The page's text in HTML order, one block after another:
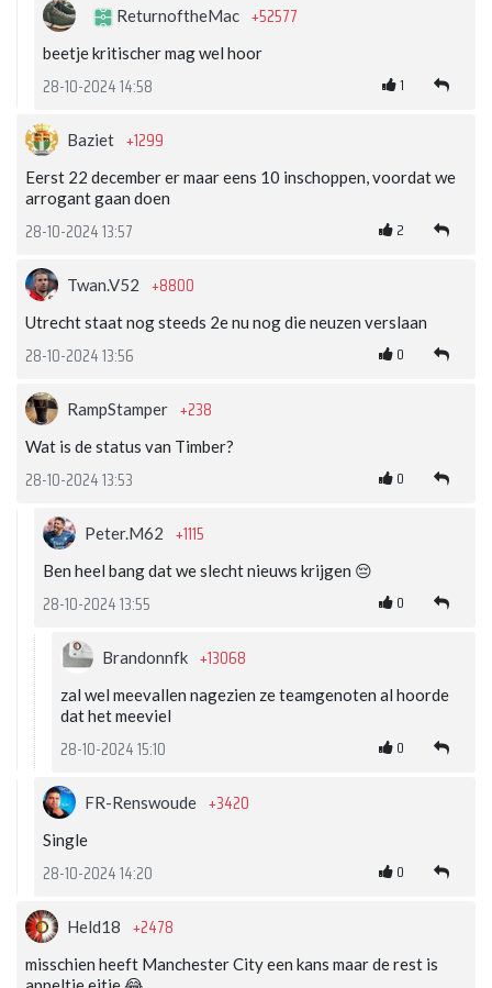
ReturnoftheMac +52577
beetje kritischer mag wel hoor
28-10-2024 14:58 1
Baziet +1299
Eerst 22 december er maar eens 10 inschoppen, voordat we
arrogant gaan doen
28-10-2024 13:57 2
Twan.V52 +8800
Utrecht staat nog steeds 2e nu nog die neuzen verslaan
28-10-2024 13:56 0
RampStamper +238
Wat is de status van Timber?
28-10-2024 13:53 0
Peter.M62 +1115
Ben heel bang dat we slecht nieuws krijgen 😔
28-10-2024 13:55 0
Brandonnfk +13068
zal wel meevallen nagezien ze teamgenoten al hoorde
dat het meeviel
28-10-2024 15:10 0
FR-Renswoude +3420
Single
28-10-2024 14:20 0
Held18 +2478
misschien heeft Manchester City een kans maar de rest is